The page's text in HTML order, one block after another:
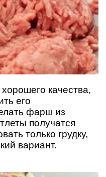
качества,
его
фарш из
получатся
только грудку,
вариант.